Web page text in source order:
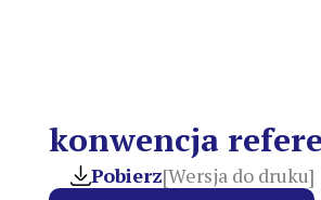
konwencja
Pobierz[Wersja do druku]